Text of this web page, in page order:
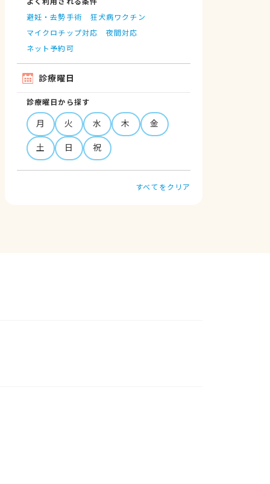
避妊・去勢手術
狂犬病ワクチン
マイクロチップ対応
夜間対応
ネット予約可
診療曜日
診療曜日から探す
月 火 水 木
金
土
日 祝
すべてをクリア